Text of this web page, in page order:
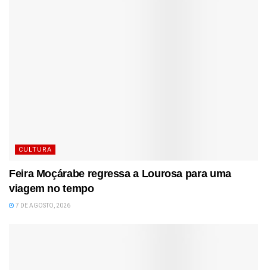
CULTURA
Feira Moçárabe regressa a Lourosa para uma
viagem no tempo
7 DE AGOSTO, 2026